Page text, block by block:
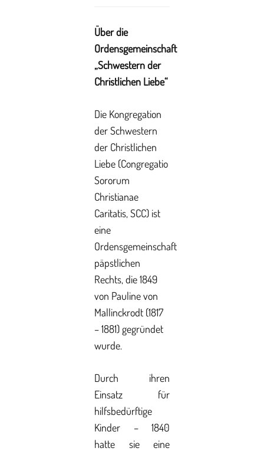
Über die
Ordensgemeinschaft
„Schwestern der
Christlichen Liebe“
Die Kongregation
der Schwestern
der Christlichen
Liebe (Congregatio
Sororum
Christianae
Caritatis, SCC) ist
eine
Ordensgemeinschaft
päpstlichen
Rechts, die 1849
von Pauline von
Mallinckrodt (1817
– 1881) gegründet
wurde.
Durch ihren
Einsatz für
hilfsbedürftige
Kinder – 1840
hatte sie eine